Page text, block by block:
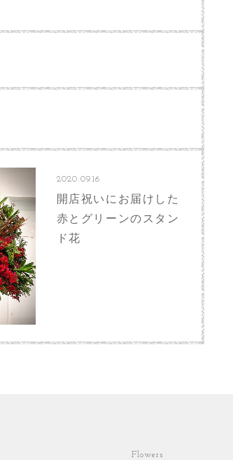
2020.09.16
開店祝いにお届けした
赤とグリーンのスタン
ド花
Flowers